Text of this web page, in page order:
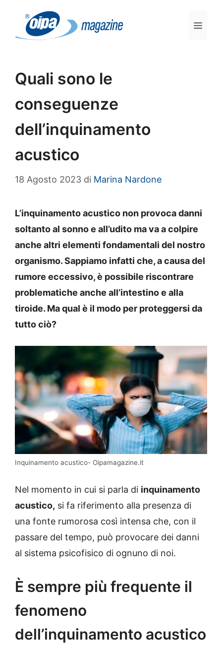
contenuto
Quali sono le
conseguenze
dell’inquinamento
acustico
18 Agosto 2023 di Marina Nardone
L’inquinamento acustico non provoca danni
soltanto al sonno e all’udito ma va a colpire
anche altri elementi fondamentali del nostro
organismo. Sappiamo infatti che, a causa del
rumore eccessivo, è possibile riscontrare
problematiche anche all’intestino e alla
tiroide. Ma qual è il modo per proteggersi da
tutto ciò?
Inquinamento acustico- Oipamagazine.it
Nel momento in cui si parla di inquinamento
acustico, si fa riferimento alla presenza di
una fonte rumorosa così intensa che, con il
passare del tempo, può provocare dei danni
al sistema psicofisico di ognuno di noi.
È sempre più frequente il
fenomeno
dell’inquinamento acustico